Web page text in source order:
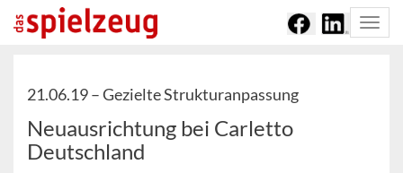
21.06.19 –Gezielte Strukturanpassung
Neuausrichtung bei Carletto
Deutschland